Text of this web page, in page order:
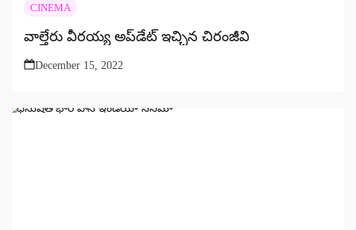
CINEMA
వాల్తేరు వీరయ్య అప్‌డేట్‌ ఇచ్చిన చిరంజీవి
December 15, 2022